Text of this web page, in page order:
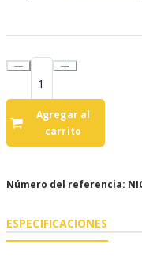
Agregar al
carrito
Número del referencia:
ESPECIFICACIONES